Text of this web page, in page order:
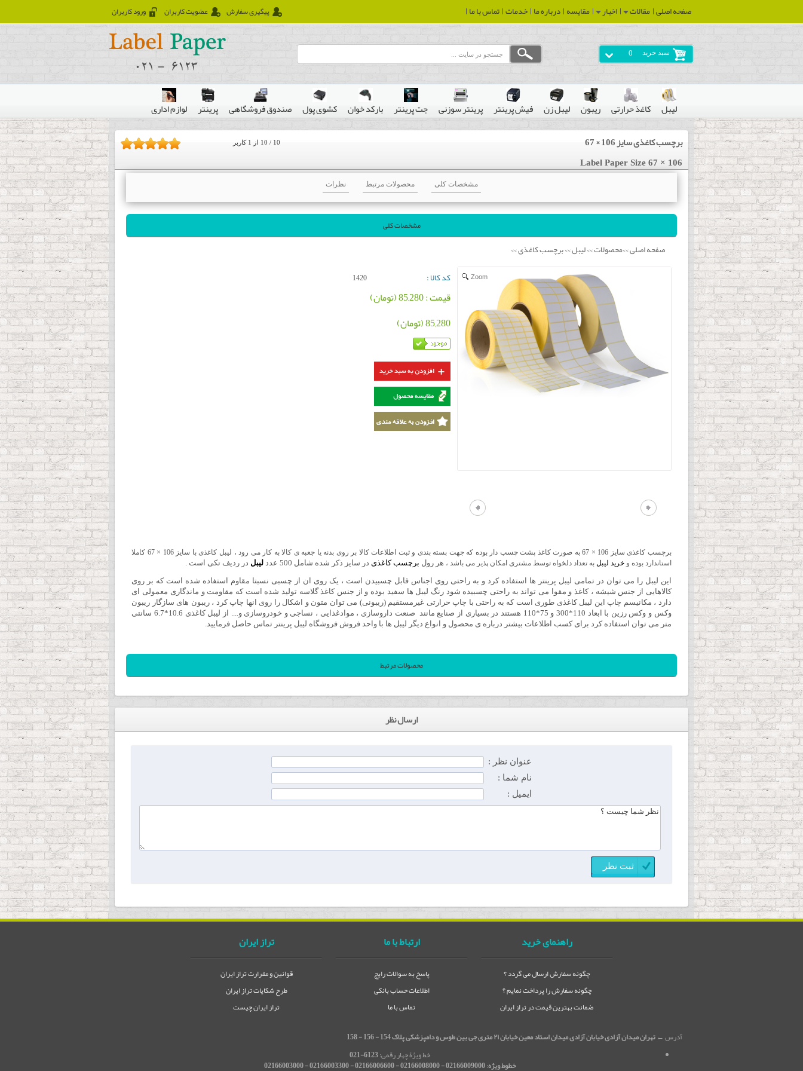
ورود کاربران عضویت کاربران پیگیری سفارش صفحه اصلی مقالات اخبار مقایسه درباره ما خدمات تماس با ما
سبد خرید 0
لیبل کاغذ حرارتی ریبون لیبل زن فیش پرینتر پرینتر سوزنی جت پرینتر بارکد خوان کشوی پول صندوق فروشگاهی پرینتر
لوازم اداری
برچسب کاغذی سایز 106 × 67
10 / 10 از 1 کاربر
Label Paper Size 67 × 106
مشخصات کلی محصولات مرتبط نظرات
مشخصات کلی
صفحه اصلی>>محصولات>>لیبل>>برچسب کاغذی>>
Zoom کد کالا : 1420
قیمت : 85,280 (تومان)
85,280 (تومان)
برچسب کاغذی سایز 106 × 67 به صورت کاغذ پشت چسب دار بوده که جهت بسته بندی و ثبت اطلاعات کالا بر روی بدنه یا جعبه ی کالا به کار می رود ، لیبل کاغذی با سایز 106 × 67 کاملا
استاندارد بوده وخرید لیبل به تعداد دلخواه توسط مشتری امکان پذیر می باشد ، هر رول برچسب کاغذی در سایز ذکر شده شامل 500 عدد لیبل در ردیف تکی است .
این لیبل را می توان در تمامی لیبل پرینتر ها استفاده کرد و به راحتی روی اجناس قابل چسبیدن است ، یک روی ان از چسبی نسبتا مقاوم استفاده شده است که بر روی
کالاهایی از جنس شیشه ، کاغذ و مقوا می تواند به راحتی چسبیده شود رنگ لیبل ها سفید بوده و از جنس کاغذ گلاسه تولید شده است که مقاومت و ماندگاری معمولی ای
دارد ، مکانیسم چاپ این لیبل کاغذی طوری است که به راحتی با چاپ حرارتی غیرمستقیم (ریبونی) می توان متون و اشکال را روی انها چاپ کرد ، ریبون های سازگار ریبون
وکس و وکس رزین با ابعاد 110*300 و 75*110 هستند در بسیاری از صنایع مانند صنعت داروسازی ، موادغذایی ، نساجی و خودروسازی و.... از لیبل کاغذی 10.6*6.7 سانتی
متر می توان استفاده کرد برای کسب اطلاعات بیشتر درباره ی محصول و انواع دیگر لیبل ها با واحد فروش فروشگاه لیبل پرینتر تماس حاصل فرمایید.
محصولات مرتبط
ارسال نظر
عنوان نظر :
نام شما :
ایمیل :
راهنمای خرید
چگونه سفارش ارسال می گردد ؟
چگونه سفارش را پرداخت نمایم ؟
ضمانت بهترین قیمت در تراز ایران
ارتباط با ما
پاسخ به سوالات رایج
اطلاعات حساب بانکی
تماس با ما
تراز ایران
قوانین و مقرارت تراز ایران
طرح شکایات تراز ایران
تراز ایران چیست
آدرس ←تهران میدان آزادی خیابان آزادی میدان استاد معین خیابان ۲۱ متری جی بین طوس و دامپزشکی پلاک 154 - 156 - 158
خط ویژۀ چهار رقمی:6123-021
خطوط ویژه:
02166009000 - 02166008000 - 02166006600 - 02166003300 - 02166003000